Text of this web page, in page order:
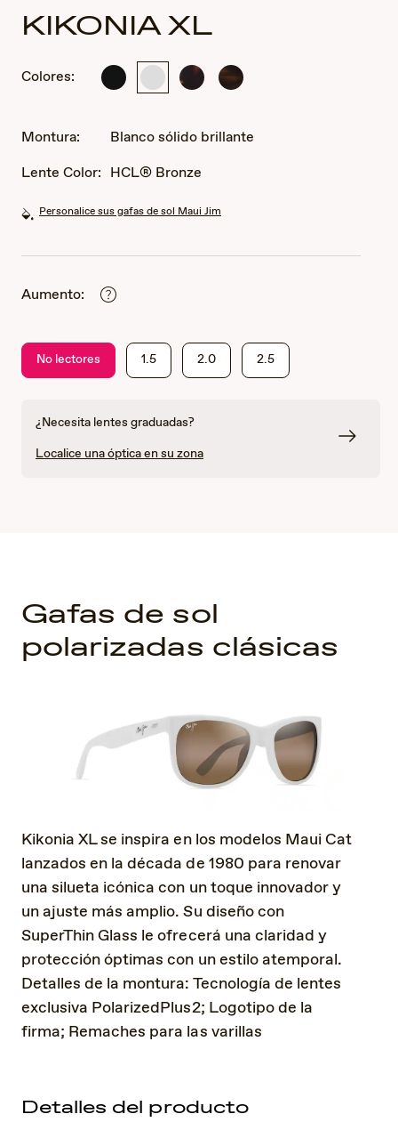
KIKONIA XL
Colores:
Negro BlancoHabanaMarrón
Habana
Montura:
Blanco sólido brillante
Lente Color: HCL® Bronze
Personalice sus gafas de sol Maui Jim
Aumento:
No lectores 1.5 2.0 2.5
¿Necesita lentes graduadas?
Localice una óptica en su zona
Gafas de sol
polarizadas clásicas
Kikonia XL se inspira en los modelos Maui Cat
lanzados en la década de 1980 para renovar
una silueta icónica con un toque innovador y
un ajuste más amplio. Su diseño con
SuperThin Glass le ofrecerá una claridad y
protección óptimas con un estilo atemporal.
Detalles de la montura: Tecnología de lentes
exclusiva PolarizedPlus2; Logotipo de la
firma; Remaches para las varillas
Detalles del producto